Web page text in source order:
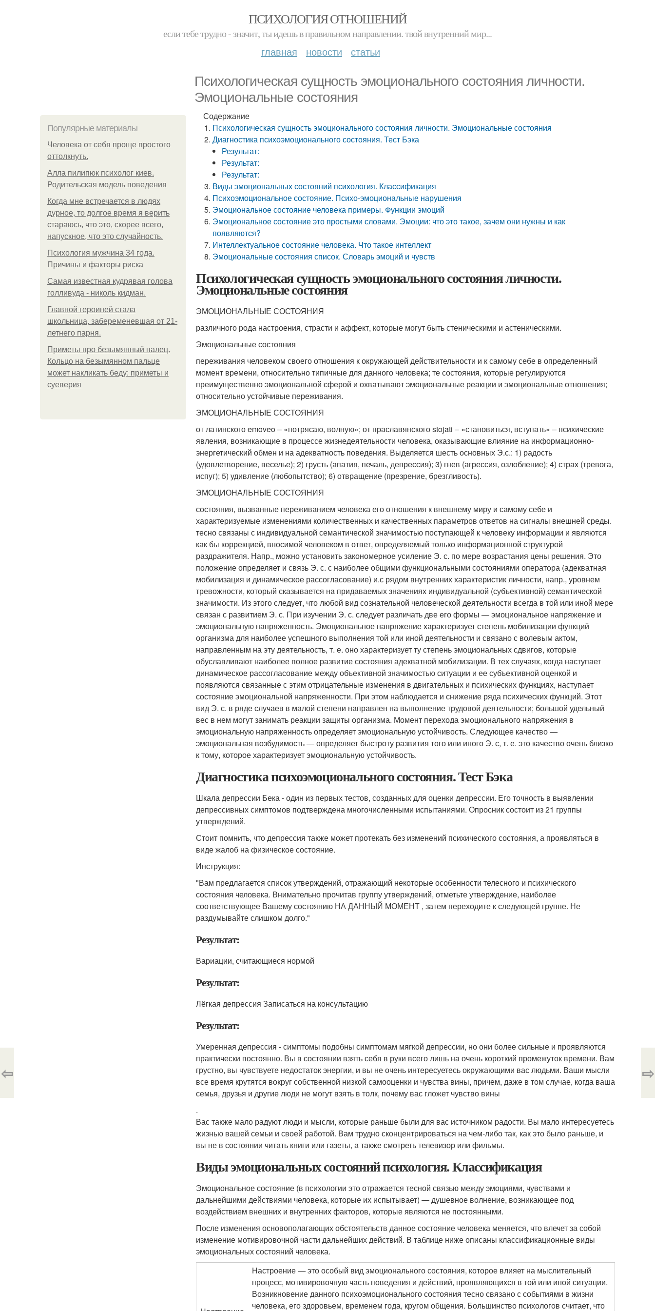
ПСИХОЛОГИЯ ОТНОШЕНИЙ
если тебе трудно - значит, ты идешь в правильном направлении. твой внутренний мир...
главная новости статьи
Психологическая сущность эмоционального состояния личности.
Эмоциональные состояния
Популярные материалы
Человека от себя проще простого
оттолкнуть.
Алла пилипюк психолог киев.
Родительская модель поведения
Когда мне встречается в людях
дурное, то долгое время я верить
стараюсь, что это, скорее всего,
напускное, что это случайность.
Психология мужчина 34 года.
Причины и факторы риска
Самая известная кудрявая голова
голливуда - николь кидман.
Главной героиней стала
школьница, забеременевшая от 21-
летнего парня.
Приметы про безымянный палец.
Кольцо на безымянном пальце
может накликать беду: приметы и
суеверия
Содержание
Психологическая сущность эмоционального состояния личности. Эмоциональные состояния
Диагностика психоэмоционального состояния. Тест Бэка
Результат:
Результат:
Результат:
Виды эмоциональных состояний психология. Классификация
Психоэмоциональное состояние. Психо-эмоциональные нарушения
Эмоциональное состояние человека примеры. Функции эмоций
Эмоциональное состояние это простыми словами. Эмоции: что это такое, зачем они нужны и как
появляются?
Интеллектуальное состояние человека. Что такое интеллект
Эмоциональные состояния список. Словарь эмоций и чувств
Психологическая сущность эмоционального состояния личности.
Эмоциональные состояния
ЭМОЦИОНАЛЬНЫЕ СОСТОЯНИЯ
различного рода настроения, страсти и аффект, которые могут быть стеническими и астеническими.
Эмоциональные состояния
переживания человеком своего отношения к окружающей действительности и к самому себе в определенный
момент времени, относительно типичные для данного человека; те состояния, которые регулируются
преимущественно эмоциональной сферой и охватывают эмоциональные реакции и эмоциональные отношения;
относительно устойчивые переживания.
ЭМОЦИОНАЛЬНЫЕ СОСТОЯНИЯ
от латинского emoveo – «потрясаю, волную»; от праславянского stojati – «становиться, вступать» – психические
явления, возникающие в процессе жизнедеятельности человека, оказывающие влияние на информационно-
энергетический обмен и на адекватность поведения. Выделяется шесть основных Э.с.: 1) радость
(удовлетворение, веселье); 2) грусть (апатия, печаль, депрессия); 3) гнев (агрессия, озлобление); 4) страх (тревога,
испуг); 5) удивление (любопытство); 6) отвращение (презрение, брезгливость).
ЭМОЦИОНАЛЬНЫЕ СОСТОЯНИЯ
состояния, вызванные переживанием человека его отношения к внешнему миру и самому себе и
характеризуемые изменениями количественных и качественных параметров ответов на сигналы внешней среды.
тесно связаны с индивидуальной семантической значимостью поступающей к человеку информации и являются
как бы коррекцией, вносимой человеком в ответ, определяемый только информационной структурой
раздражителя. Напр., можно установить закономерное усиление Э. с. по мере возрастания цены решения. Это
положение определяет и связь Э. с. с наиболее общими функциональными состояниями оператора (адекватная
мобилизация и динамическое рассогласование) и.с рядом внутренних характеристик личности, напр., уровнем
тревожности, который сказывается на придаваемых значениях индивидуальной (субъективной) семантической
значимости. Из этого следует, что любой вид сознательной человеческой деятельности всегда в той или иной мере
связан с развитием Э. с. При изучении Э. с. следует различать две его формы — эмоциональное напряжение и
эмоциональную напряженность. Эмоциональное напряжение характеризует степень мобилизации функций
организма для наиболее успешного выполнения той или иной деятельности и связано с волевым актом,
направленным на эту деятельность, т. е. оно характеризует ту степень эмоциональных сдвигов, которые
обуславливают наиболее полное развитие состояния адекватной мобилизации. В тех случаях, когда наступает
динамическое рассогласование между объективной значимостью ситуации и ее субъективной оценкой и
появляются связанные с этим отрицательные изменения в двигательных и психических функциях, наступает
состояние эмоциональной напряженности. При этом наблюдается и снижение ряда психических функций. Этот
вид Э. с. в ряде случаев в малой степени направлен на выполнение трудовой деятельности; большой удельный
вес в нем могут занимать реакции защиты организма. Момент перехода эмоционального напряжения в
эмоциональную напряженность определяет эмоциональную устойчивость. Следующее качество —
эмоциональная возбудимость — определяет быстроту развития того или иного Э. с, т. е. это качество очень близко
к тому, которое характеризует эмоциональную устойчивость.
Диагностика психоэмоционального состояния. Тест Бэка
Шкала депрессии Бека - один из первых тестов, созданных для оценки депрессии. Его точность в выявлении
депрессивных симптомов подтверждена многочисленными испытаниями. Опросник состоит из 21 группы
утверждений.
Стоит помнить, что депрессия также может протекать без изменений психического состояния, а проявляться в
виде жалоб на физическое состояние.
Инструкция:
"Вам предлагается список утверждений, отражающий некоторые особенности телесного и психического
состояния человека. Внимательно прочитав группу утверждений, отметьте утверждение, наиболее
соответствующее Вашему состоянию НА ДАННЫЙ МОМЕНТ , затем переходите к следующей группе. Не
раздумывайте слишком долго."
Результат:
Вариации, считающиеся нормой
Результат:
Лёгкая депрессия Записаться на консультацию
Результат:
Умеренная депрессия - симптомы подобны симптомам мягкой депрессии, но они более сильные и проявляются
практически постоянно. Вы в состоянии взять себя в руки всего лишь на очень короткий промежуток времени. Вам
грустно, вы чувствуете недостаток энергии, и вы не очень интересуетесь окружающими вас людьми. Ваши мысли
все время крутятся вокруг собственной низкой самооценки и чувства вины, причем, даже в том случае, когда ваша
семья, друзья и другие люди не могут взять в толк, почему вас гложет чувство вины
.
Вас также мало радуют люди и мысли, которые раньше были для вас источником радости. Вы мало интересуетесь
жизнью вашей семьи и своей работой. Вам трудно сконцентрироваться на чем-либо так, как это было раньше, и
вы не в состоянии читать книги или газеты, а также смотреть телевизор или фильмы.
Виды эмоциональных состояний психология. Классификация
Эмоциональное состояние (в психологии это отражается тесной связью между эмоциями, чувствами и
дальнейшими действиями человека, которые их испытывает) — душевное волнение, возникающее под
воздействием внешних и внутренних факторов, которые являются не постоянными.
После изменения основополагающих обстоятельств данное состояние человека меняется, что влечет за собой
изменение мотивировочной части дальнейших действий. В таблице ниже описаны классификационные виды
эмоциональных состояний человека.
Настроение — это особый вид эмоционального состояния, которое влияет на мыслительный
процесс, мотивировочную часть поведения и действий, проявляющихся в той или иной ситуации.
Возникновение данного психоэмоционального состояния тесно связано с событиями в жизни
человека, его здоровьем, временем года, кругом общения. Большинство психологов считает, что
⇦ ⇨